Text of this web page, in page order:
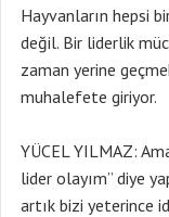
Hayvanların hepsi
değil. Bir liderlik
zaman yerine
muhalefete giriyor.
YÜCEL YILMAZ:
lider olayım” diye
artık bizi yeterince